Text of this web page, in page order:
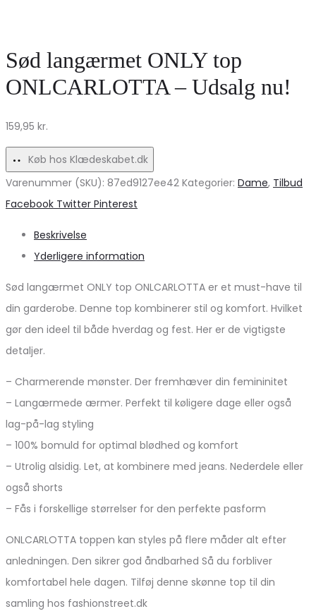
Sød langærmet ONLY top
ONLCARLOTTA – Udsalg nu!
159,95 kr.
Køb hos Klædeskabet.dk
Varenummer (SKU): 87ed9127ee42 Kategorier: Dame, Tilbud
Share
Facebook Twitter Pinterest
Beskrivelse
Yderligere information
Sød langærmet ONLY top ONLCARLOTTA er et must-have til
din garderobe. Denne top kombinerer stil og komfort. Hvilket
gør den ideel til både hverdag og fest. Her er de vigtigste
detaljer.
– Charmerende mønster. Der fremhæver din femininitet
– Langærmede ærmer. Perfekt til køligere dage eller også
lag-på-lag styling
– 100% bomuld for optimal blødhed og komfort
– Utrolig alsidig. Let, at kombinere med jeans. Nederdele eller
også shorts
– Fås i forskellige størrelser for den perfekte pasform
ONLCARLOTTA toppen kan styles på flere måder alt efter
anledningen. Den sikrer god åndbarhed Så du forbliver
komfortabel hele dagen. Tilføj denne skønne top til din
samling hos fashionstreet.dk